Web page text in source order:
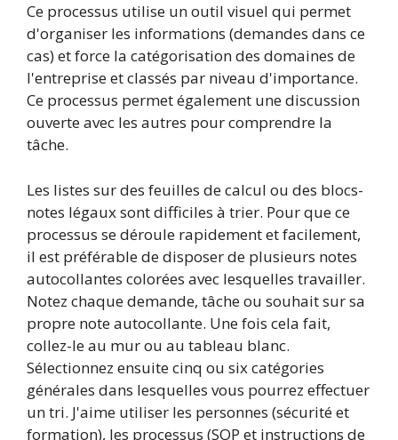
Ce processus utilise un outil visuel qui permet
d'organiser les informations (demandes dans ce
cas) et force la catégorisation des domaines de
l'entreprise et classés par niveau d'importance.
Ce processus permet également une discussion
ouverte avec les autres pour comprendre la
tâche.
Les listes sur des feuilles de calcul ou des blocs-
notes légaux sont difficiles à trier. Pour que ce
processus se déroule rapidement et facilement,
il est préférable de disposer de plusieurs notes
autocollantes colorées avec lesquelles travailler.
Notez chaque demande, tâche ou souhait sur sa
propre note autocollante. Une fois cela fait,
collez-le au mur ou au tableau blanc.
Sélectionnez ensuite cinq ou six catégories
générales dans lesquelles vous pourrez effectuer
un tri. J'aime utiliser les personnes (sécurité et
formation), les processus (SOP et instructions de